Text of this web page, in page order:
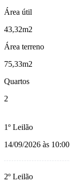
Área útil
43,32m2
Área terreno
75,33m2
Quartos
2
1º Leilão
14/09/2026 às 10:00
2º Leilão